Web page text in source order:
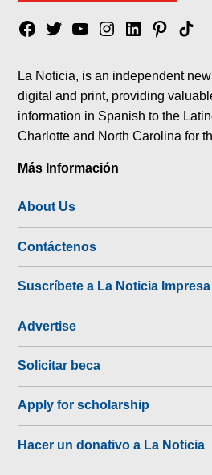
Facebook
TwitterYouTubeInstagram
LinkedinPinterest
Tik
La Noticia, is an independent
digital and print, providing
information in Spanish to the
Charlotte and North Carolina for
Más Información
About Us
Contáctenos
Suscríbete a La Noticia Impresa
Advertise
Solicitar beca
Apply for scholarship
Hacer un donativo a La Noticia